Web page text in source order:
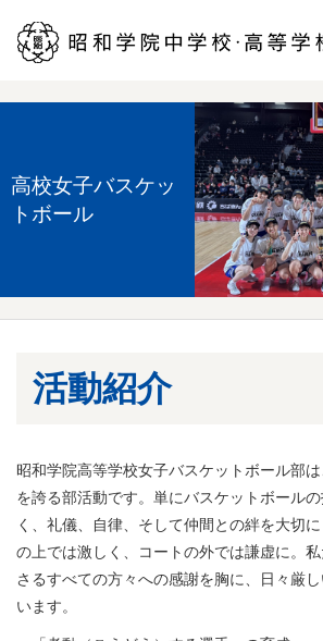
高校女子バスケッ
トボール
活動紹介
昭和学院高等学校女子バスケットボール部
を誇る部活動です。単にバスケットボール
く、礼儀、自律、そして仲間との絆を大切
の上では激しく、コートの外では謙虚に。
さるすべての方々への感謝を胸に、日々厳
います。